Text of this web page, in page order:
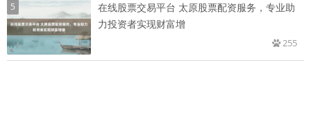
5
在线股票交易平台 太原股票配资服务，专业助
力投资者实现财富增
255